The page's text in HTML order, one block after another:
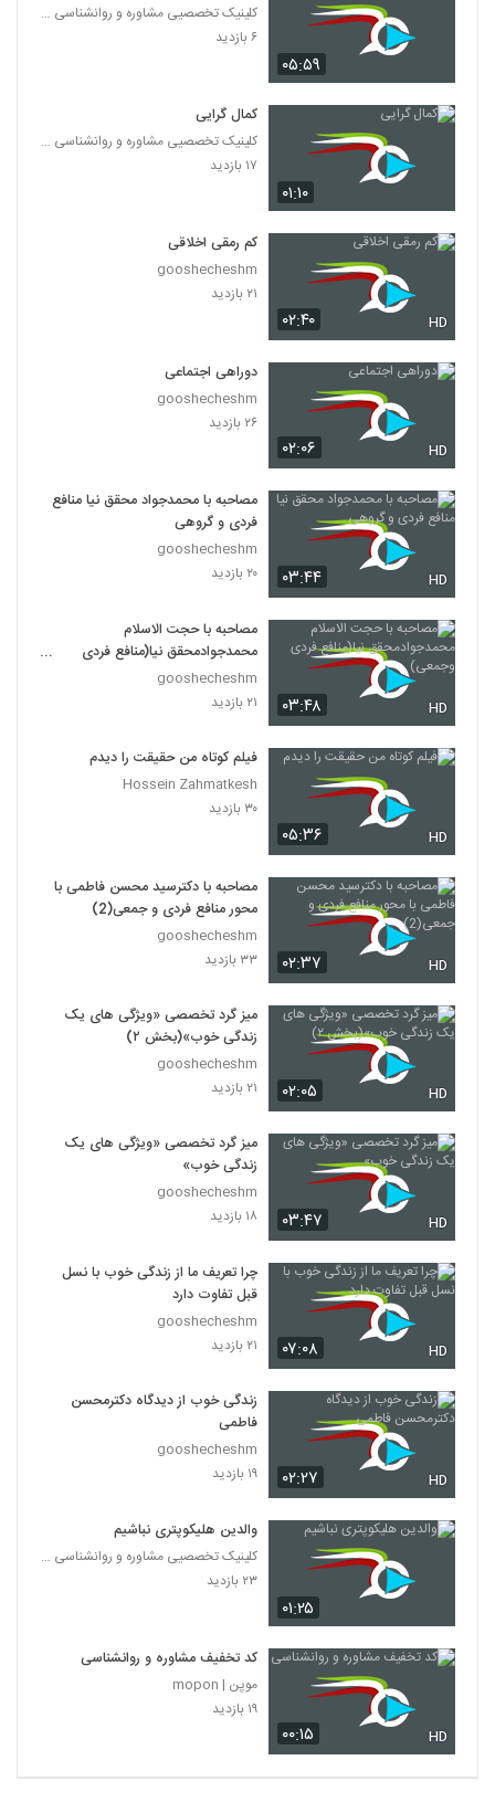
۰۵:۵۹
کلینیک تخصصیی مشاوره و روانشناسی خانواده ایرانی
۶ بازدید
۰۱:۱۰
کمال گرایی
کلینیک تخصصیی مشاوره و روانشناسی خانواده ایرانی
۱۷ بازدید
۰۲:۴۰ HD
کم رمقی اخلاقی
gooshecheshm
۲۱ بازدید
۰۲:۰۶ HD
دوراهی اجتماعی
gooshecheshm
۲۶ بازدید
۰۳:۴۴ HD
مصاحبه با محمدجواد محقق نیا منافع
فردی و گروهی
gooshecheshm
۲۰ بازدید
۰۳:۴۸ HD
مصاحبه با حجت الاسلام
محمدجوادمحقق نیا(منافع فردی
وجمعی)
gooshecheshm
۲۱ بازدید
۰۵:۳۶ HD
فیلم کوتاه من حقیقت را دیدم
Hossein Zahmatkesh
۳۰ بازدید
۰۲:۳۷ HD
مصاحبه با دکترسید محسن فاطمی با
محور منافع فردی و جمعی(2)
gooshecheshm
۳۳ بازدید
۰۲:۰۵ HD
میز گرد تخصصی «ویژگی های یک
زندگی خوب»(بخش ۲)
gooshecheshm
۲۱ بازدید
۰۳:۴۷ HD
میز گرد تخصصی «ویژگی های یک
زندگی خوب»
gooshecheshm
۱۸ بازدید
۰۷:۰۸ HD
چرا تعریف ما از زندگی خوب با نسل
قبل تفاوت دارد
gooshecheshm
۲۱ بازدید
۰۲:۲۷ HD
زندگی خوب از دیدگاه دکترمحسن
فاطمی
gooshecheshm
۱۹ بازدید
۰۱:۲۵
والدین هلیکوپتری نباشیم
کلینیک تخصصیی مشاوره و روانشناسی خانواده ایرانی
۲۳ بازدید
۰۰:۱۵ HD
کد تخفیف مشاوره و روانشناسی
موپن | mopon
۱۹ بازدید